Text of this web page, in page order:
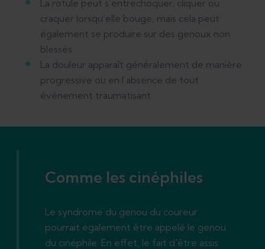
La rotule peut s’entrechoquer, cliquer ou
craquer lorsqu’elle bouge, mais cela peut
également se produire sur des genoux non
blessés
La douleur apparaît généralement de manière
progressive ou en l’absence de tout
événement traumatisant
Comme les cinéphiles
Le syndrome du genou du coureur
pourrait également être appelé le genou
du cinéphile. En effet, le fait d'être assis